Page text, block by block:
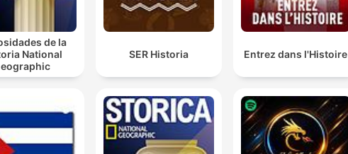
de la
National
SER Historia Entrez dans l'Histoire